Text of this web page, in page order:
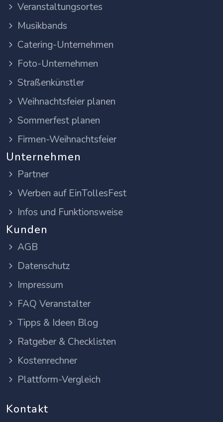
Veranstaltungsortes
Musikbands
Catering-Unternehmen
Foto-Unternehmen
Straßenkünstler
Weihnachtsfeier planen
Sommerfest planen
Firmen-Weihnachtsfeier
Unternehmen
Partner
Werben auf EinTollesFest
Infos und Funktionsweise
Kunden
AGB
Datenschutz
Impressum
FAQ Veranstalter
Tipps & Ideen Blog
Ratgeber & Checklisten
Kostenrechner
Plattform-Vergleich
Kontakt